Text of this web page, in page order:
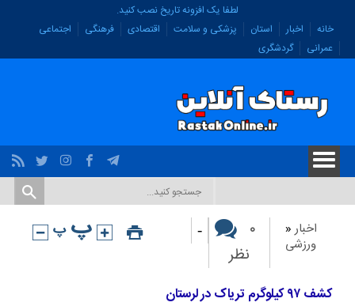
لطفا یک افزونه تاریخ نصب کنید.
خانه
اخبار استان پزشکی و سلامت اقتصادی فرهنگی
اجتماعی
عمرانی
گردشگری
اخبار«
ورزشی
۰
نظر
-
کشف ۹۷ کیلوگرم تریاک در لرستان